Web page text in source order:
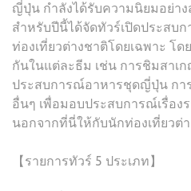
ญี่ปุ่น กำลังได้รับความนิยมอย่าง
สำหรับปีนี้ได้จัดทัวร์เปิดประสบ
ท่องเที่ยวต่างชาติโดยเฉพาะ โ
กันในแต่ละธีม เช่น การชิมสา
ประสบการณ์อาหารชุดญี่ปุ่น กา
อื่นๆ เพื่อมอบประสบการณ์เรื่อง
นอกจากที่นี่ให้กับนักท่องเที่ยวต่
【รายการทัวร์ 5 ประเภท】